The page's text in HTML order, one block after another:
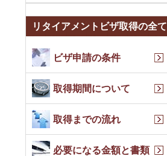
リタイアメントビザ取得の全て
ビザ申請の条件
取得期間について
取得までの流れ
必要になる金額と書類